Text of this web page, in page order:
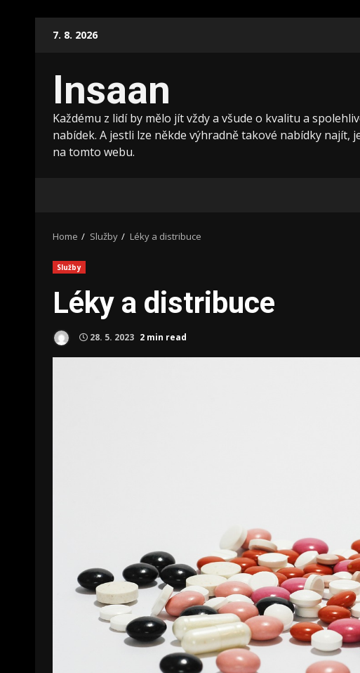
7. 8. 2026
Insaan
Každému z lidí by mělo jít vždy a všude o kvalitu a
nabídek. A jestli lze někde výhradně takové nabídky najít,
na tomto webu.
Home Služby Léky a distribuce
Služby
Léky a distribuce
28. 5. 2023 2 min read